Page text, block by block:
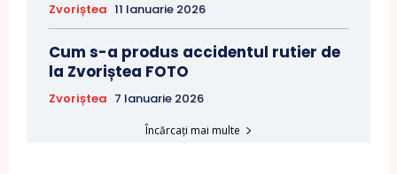
Zvoriștea 11 Ianuarie 2026
Cum s-a produs accidentul rutier de
la Zvoriștea FOTO
Zvoriștea 7 Ianuarie 2026
Încărcați mai multe